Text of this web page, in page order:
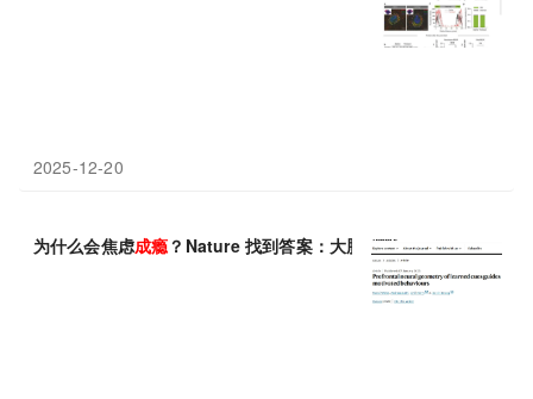
2025-12-20
为什么会焦虑成瘾？Nature 找到答案：大脑三通道编码失衡是关键